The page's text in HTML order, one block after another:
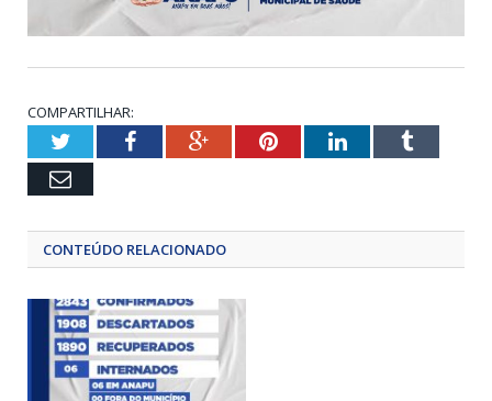
COMPARTILHAR:
TwitterFacebookGoogle+PinterestLinkedInTumblr
Email
CONTEÚDO RELACIONADO